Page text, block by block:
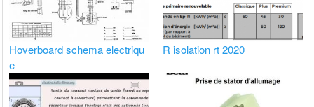
Hoverboard schema electriqu
e
R isolation rt 2020